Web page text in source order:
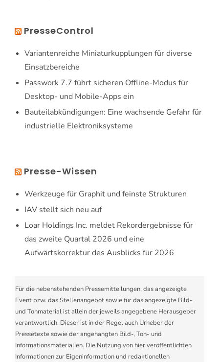
PresseControl
Variantenreiche Miniaturkupplungen für diverse
Einsatzbereiche
Passwork 7.7 führt sicheren Offline-Modus für
Desktop- und Mobile-Apps ein
Bauteilabkündigungen: Eine wachsende Gefahr für
industrielle Elektroniksysteme
Presse-Wissen
Werkzeuge für Graphit und feinste Strukturen
IAV stellt sich neu auf
Loar Holdings Inc. meldet Rekordergebnisse für
das zweite Quartal 2026 und eine
Aufwärtskorrektur des Ausblicks für 2026
Für die nebenstehenden Pressemitteilungen, das angezeigte
Event bzw. das Stellenangebot sowie für das angezeigte Bild-
und Tonmaterial ist allein der jeweils angegebene Herausgeber
verantwortlich. Dieser ist in der Regel auch Urheber der
Pressetexte sowie der angehängten Bild-, Ton- und
Informationsmaterialien. Die Nutzung von hier veröffentlichten
Informationen zur Eigeninformation und redaktionellen